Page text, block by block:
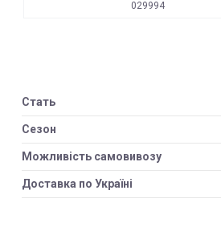
029994
Стать
Сезон
Можливість самовивозу
Доставка по Україні